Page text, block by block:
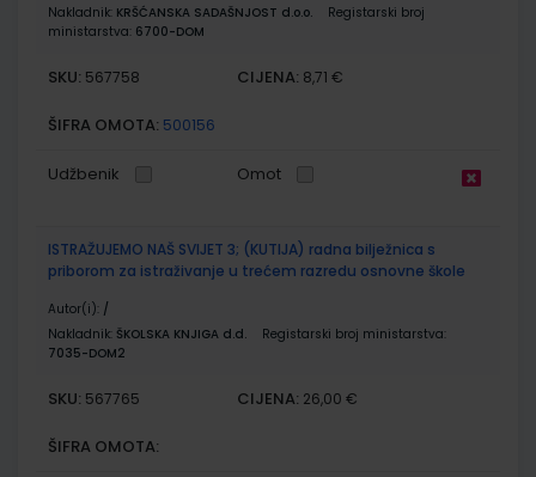
Nakladnik: KRŠĆANSKA SADAŠNJOST d.o.o.
Registarski broj
ministarstva: 6700-DOM
SKU: 567758 CIJENA: 8,71 €
ŠIFRA OMOTA: 500156
Udžbenik Omot
ISTRAŽUJEMO NAŠ SVIJET 3; (KUTIJA) radna bilježnica s
priborom za istraživanje u trećem razredu osnovne škole
Autor(i): /
Nakladnik: ŠKOLSKA KNJIGA d.d.
Registarski broj ministarstva:
7035-DOM2
SKU: 567765 CIJENA: 26,00 €
ŠIFRA OMOTA: